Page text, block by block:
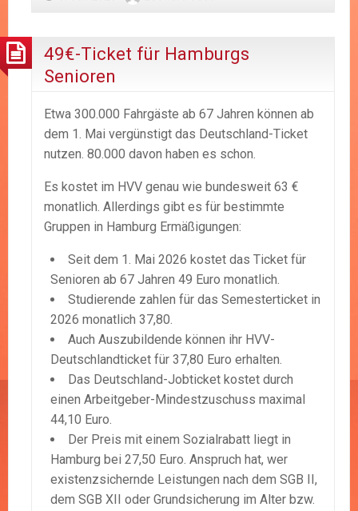
49€-Ticket für Hamburgs
Senioren
Etwa 300.000 Fahrgäste ab 67 Jahren können ab
dem 1. Mai vergünstigt das Deutschland-Ticket
nutzen. 80.000 davon haben es schon.
Es kostet im HVV genau wie bundesweit 63 €
monatlich. Allerdings gibt es für bestimmte
Gruppen in Hamburg Ermäßigungen:
Seit dem 1. Mai 2026 kostet das Ticket für
Senioren ab 67 Jahren 49 Euro monatlich.
Studierende zahlen für das Semesterticket in
2026 monatlich 37,80.
Auch Auszubildende können ihr HVV-
Deutschlandticket für 37,80 Euro erhalten.
Das Deutschland-Jobticket kostet durch
einen Arbeitgeber-Mindestzuschuss maximal
44,10 Euro.
Der Preis mit einem Sozialrabatt liegt in
Hamburg bei 27,50 Euro. Anspruch hat, wer
existenzsichernde Leistungen nach dem SGB II,
dem SGB XII oder Grundsicherung im Alter bzw.